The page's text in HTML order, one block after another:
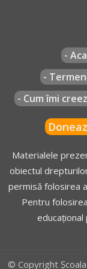
Se interzice
precum şila
[...]
** Regulament =
-
-
- Cum îmi
Materialele
obiectul
permisă folosirea
Pentru
educațional
© Copyright